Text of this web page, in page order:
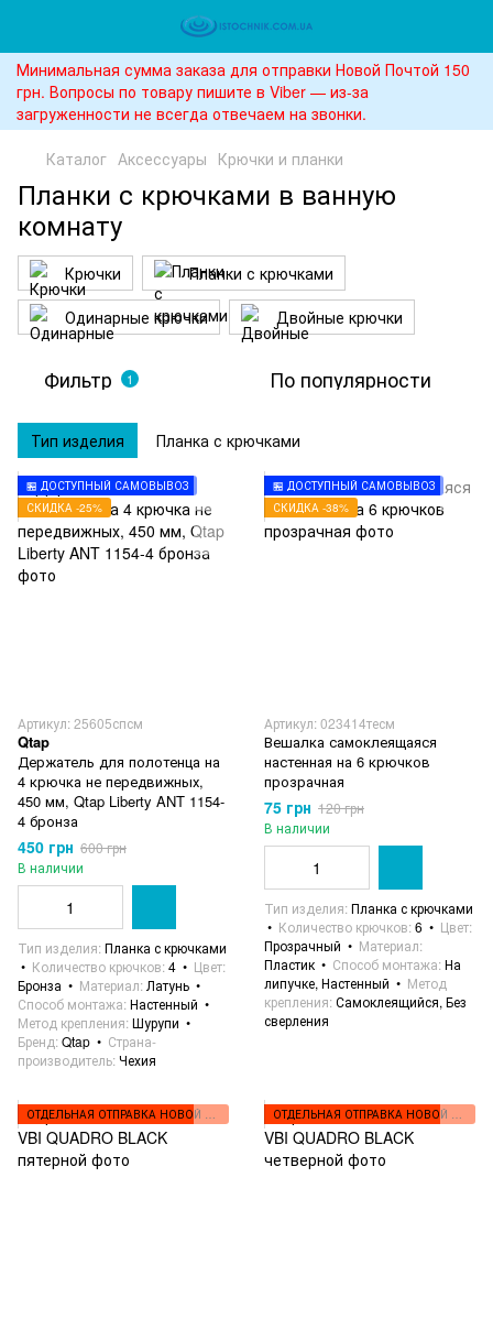
Минимальная сумма заказа для отправки Новой Почтой 150
грн. Вопросы по товару пишите в Viber — из-за
загруженности не всегда отвечаем на звонки.
Каталог Аксессуары Крючки и планки
Планки с крючками в ванную
комнату
Крючки
Планки с крючками
Одинарные крючки
Двойные крючки
Фильтр 1 По популярности
Тип изделия Планка с крючками
🏪 ДОСТУПНЫЙ САМОВЫВОЗ
СКИДКА -25%
Артикул: 25605спсм
Qtap
Держатель для полотенца на
4 крючка не передвижных,
450 мм, Qtap Liberty ANT 1154-
4 бронза
450 грн 600 грн
В наличии
Тип изделия Планка с крючками
Количество крючков 4
Цвет
Бронза
Материал Латунь
Способ монтажа Настенный
Метод крепления Шурупи
Бренд Qtap
Страна-
производитель Чехия
🏪 ДОСТУПНЫЙ САМОВЫВОЗ
СКИДКА -38%
Артикул: 023414тесм
Вешалка самоклеящаяся
настенная на 6 крючков
прозрачная
75 грн 120 грн
В наличии
Тип изделия Планка с крючками
Количество крючков 6
Цвет
Прозрачный
Материал
Пластик
Способ монтажа На
липучке, Настенный
Метод
крепления Самоклеящийся, Без
сверления
ОТДЕЛЬНАЯ ОТПРАВКА НОВОЙ ПОЧТОЙ ОТДЕЛЬНАЯ ОТПРАВКА НОВОЙ ПОЧТОЙ